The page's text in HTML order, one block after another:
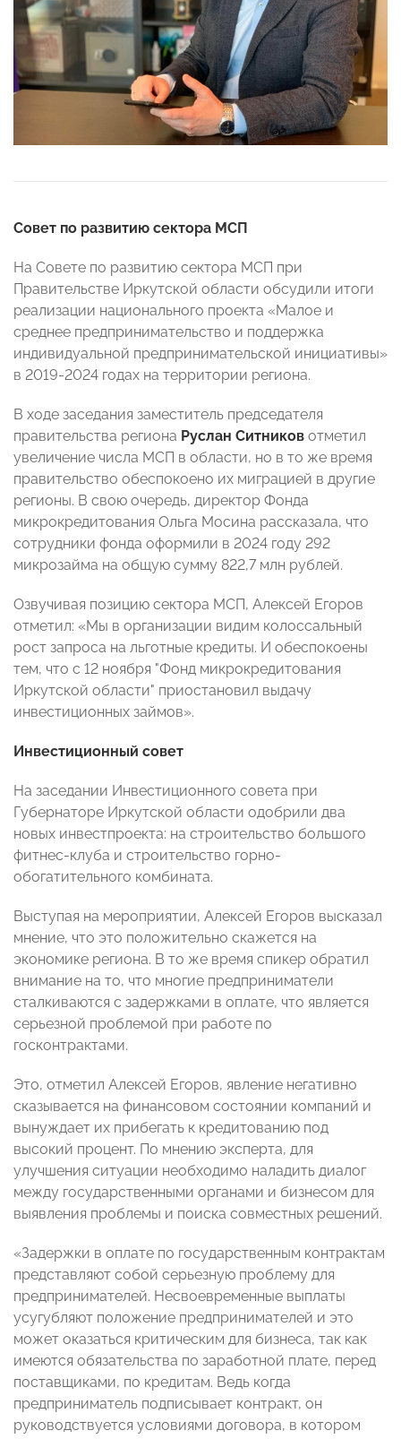
Совет по развитию сектора МСП
На Совете по развитию сектора МСП при
Правительстве Иркутской области обсудили итоги
реализации национального проекта «Малое и
среднее предпринимательство и поддержка
индивидуальной предпринимательской инициативы»
в 2019-2024 годах на территории региона.
В ходе заседания заместитель председателя
правительства региона Руслан Ситников отметил
увеличение числа МСП в области, но в то же время
правительство обеспокоено их миграцией в другие
регионы. В свою очередь, директор Фонда
микрокредитования Ольга Мосина рассказала, что
сотрудники фонда оформили в 2024 году 292
микрозайма на общую сумму 822,7 млн рублей.
Озвучивая позицию сектора МСП, Алексей Егоров
отметил: «Мы в организации видим колоссальный
рост запроса на льготные кредиты. И обеспокоены
тем, что с 12 ноября "Фонд микрокредитования
Иркутской области" приостановил выдачу
инвестиционных займов».
Инвестиционный совет
На заседании Инвестиционного совета при
Губернаторе Иркутской области одобрили два
новых инвестпроекта: на строительство большого
фитнес-клуба и строительство горно-
обогатительного комбината.
Выступая на мероприятии, Алексей Егоров высказал
мнение, что это положительно скажется на
экономике региона. В то же время спикер обратил
внимание на то, что многие предприниматели
сталкиваются с задержками в оплате, что является
серьезной проблемой при работе по
госконтрактами.
Это, отметил Алексей Егоров, явление негативно
сказывается на финансовом состоянии компаний и
вынуждает их прибегать к кредитованию под
высокий процент. По мнению эксперта, для
улучшения ситуации необходимо наладить диалог
между государственными органами и бизнесом для
выявления проблемы и поиска совместных решений.
«Задержки в оплате по государственным контрактам
представляют собой серьезную проблему для
предпринимателей. Несвоевременные выплаты
усугубляют положение предпринимателей и это
может оказаться критическим для бизнеса, так как
имеются обязательства по заработной плате, перед
поставщиками, по кредитам. Ведь когда
предприниматель подписывает контракт, он
руководствуется условиями договора, в котором